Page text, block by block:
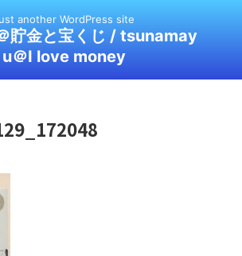
another WordPress site
貯金と宝くじ / tsunamay
u＠I love money